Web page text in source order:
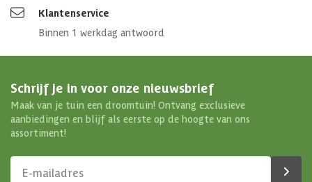
Klantenservice
Binnen 1 werkdag antwoord
Schrijf je in voor onze nieuwsbrief
Maak van je tuin een droomtuin! Ontvang exclusieve
aanbiedingen en blijf als eerste op de hoogte van ons
assortiment!